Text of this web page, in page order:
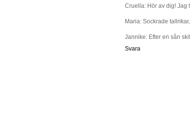
Cruella: Hör av dig! Jag
Maria: Sockrade
Jannike: Efter en sån
Svara